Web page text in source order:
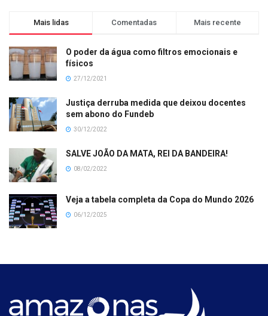
Mais lidas Comentadas Mais recente
O poder da água como filtros emocionais e
físicos
27/12/2021
Justiça derruba medida que deixou docentes
sem abono do Fundeb
30/12/2022
SALVE JOÃO DA MATA, REI DA BANDEIRA!
08/02/2022
Veja a tabela completa da Copa do Mundo 2026
06/12/2025